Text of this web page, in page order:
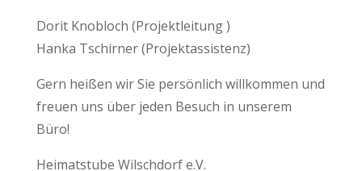
Dorit Knobloch (Projektleitung )
Hanka Tschirner (Projektassistenz)
Gern heißen wir Sie persönlich willkommen und
freuen uns über jeden Besuch in unserem
Büro!
Heimatstube Wilschdorf e.V.